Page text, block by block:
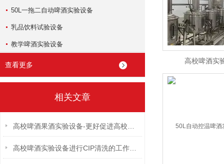
50L一拖二自动啤酒实验设备
乳品饮料试验设备
教学啤酒实验设备
查看更多
相关文章
高校啤酒实